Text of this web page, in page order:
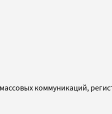
коммуникаций,